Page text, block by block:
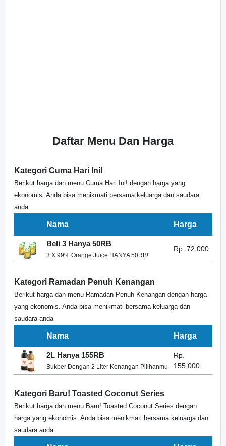
Daftar Menu Dan Harga
Kategori Cuma Hari Ini!
Berikut harga dan menu Cuma Hari Ini! dengan harga yang
ekonomis. Anda bisa menikmati bersama keluarga dan saudara
anda
Nama Harga
Beli 3 Hanya 50RB
3 X 99% Orange Juice HANYA 50RB!
Rp. 72,000
Kategori Ramadan Penuh Kenangan
Berikut harga dan menu Ramadan Penuh Kenangan dengan harga
yang ekonomis. Anda bisa menikmati bersama keluarga dan
saudara anda
Nama Harga
2L Hanya 155RB
Bukber Dengan 2 Liter Kenangan Pilihanmu
Rp.
155,000
Kategori Baru! Toasted Coconut Series
Berikut harga dan menu Baru! Toasted Coconut Series dengan
harga yang ekonomis. Anda bisa menikmati bersama keluarga dan
saudara anda